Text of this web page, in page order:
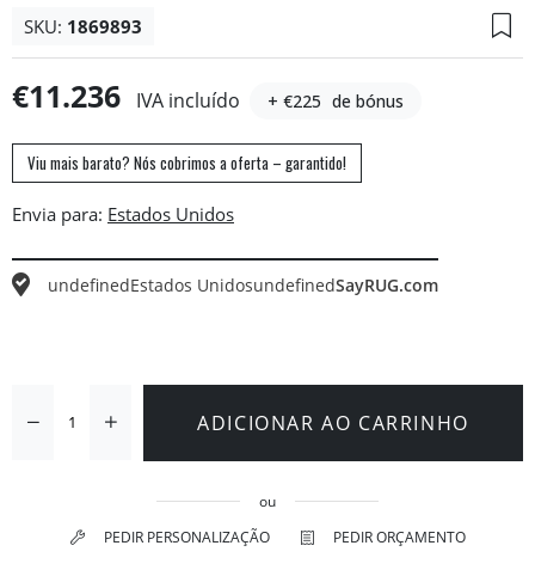
SKU: 1869893
€11.236 IVA incluído + €225 de bónus
Viu mais barato? Nós cobrimos a oferta – garantido!
Envia para:
undefinedEstados UnidosundefinedSayRUG.com
ADICIONAR AO CARRINHO
ou
PEDIR PERSONALIZAÇÃO
PEDIR ORÇAMENTO